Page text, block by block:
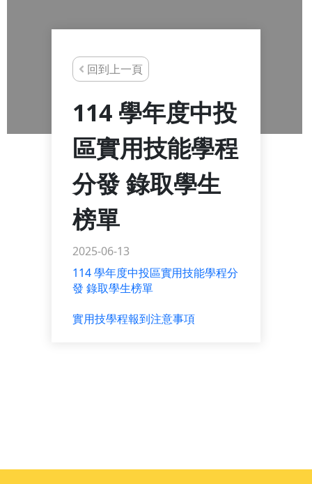
回到上一頁
114 學年度中投
區實⽤技能學程
分發 錄取學⽣
榜單
2025-06-13
114 學年度中投區實⽤技能學程分
發 錄取學⽣榜單
實用技學程報到注意事項